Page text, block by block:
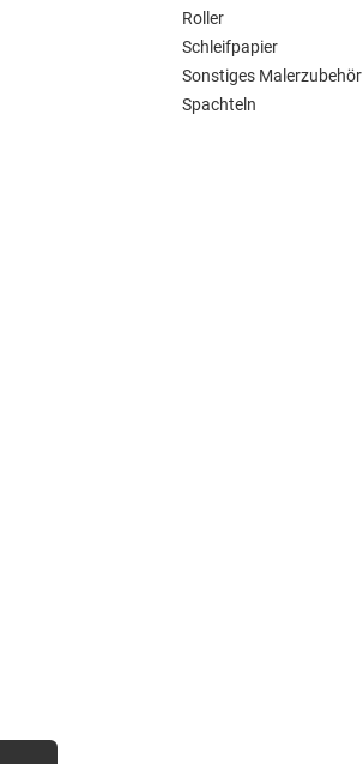
Roller
Schleifpapier
Sonstiges Malerzubehör
Spachteln